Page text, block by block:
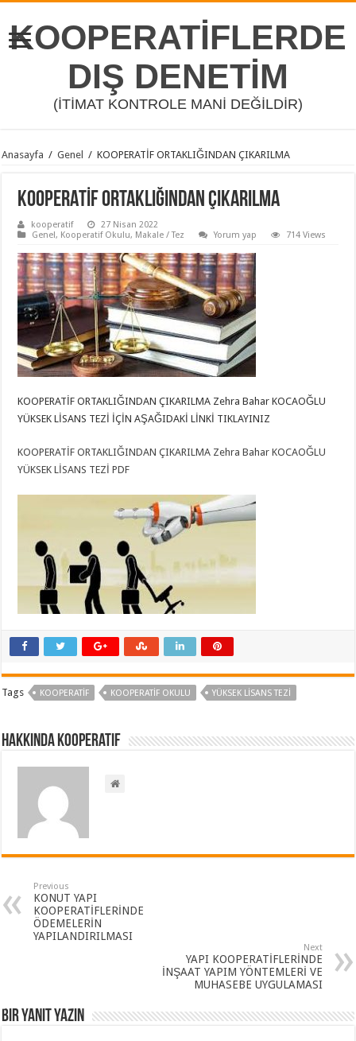
KOOPERATİFLERDE
DIŞ DENETİM
(İTİMAT KONTROLE MANİ DEĞİLDİR)
Anasayfa / Genel / KOOPERATİF ORTAKLIĞINDAN ÇIKARILMA
KOOPERATİF ORTAKLIĞINDAN ÇIKARILMA
kooperatif
27 Nisan 2022
Genel, Kooperatif Okulu, Makale / Tez Yorum yap 714 Views
KOOPERATİF ORTAKLIĞINDAN ÇIKARILMA Zehra Bahar KOCAOĞLU
YÜKSEK LİSANS TEZİ İÇİN AŞAĞIDAKİ LİNKİ TIKLAYINIZ
KOOPERATİF ORTAKLIĞINDAN ÇIKARILMA Zehra Bahar KOCAOĞLU
YÜKSEK LİSANS TEZİ PDF
Tags KOOPERATIF KOOPERATIF OKULU YÜKSEK LİSANS TEZİ
Hakkında kooperatif
Previous
KONUT YAPI
KOOPERATİFLERİNDE
ÖDEMELERİN
YAPILANDIRILMASI
Next
YAPI KOOPERATİFLERİNDE
İNŞAAT YAPIM YÖNTEMLERİ VE
MUHASEBE UYGULAMASI
Bir yanıt yazın